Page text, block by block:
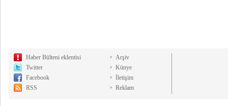
Haber Bülteni eklentisi
Twitter
Facebook
RSS
Arşiv
Künye
İletişim
Reklam